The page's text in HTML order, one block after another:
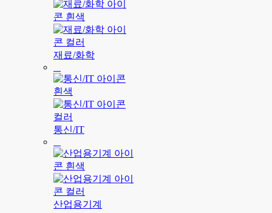
재료/화학
통신/IT
산업용기계